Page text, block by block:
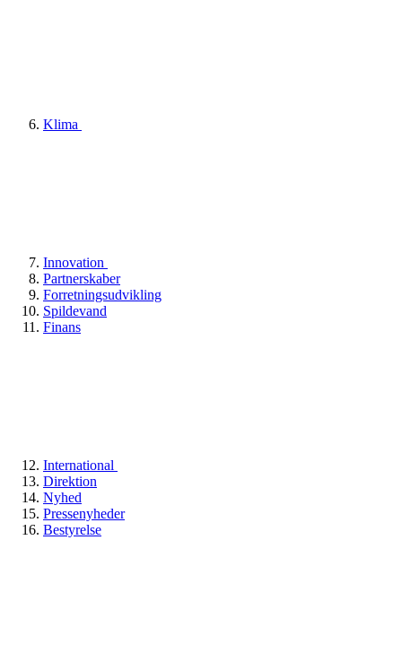
Klima
Innovation
Partnerskaber
Forretningsudvikling
Spildevand
Finans
International
Direktion
Nyhed
Pressenyheder
Bestyrelse